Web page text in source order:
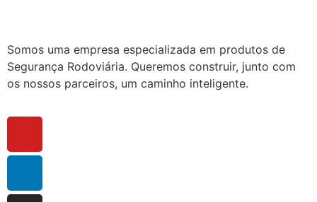
Somos uma empresa especializada em produtos de
Segurança Rodoviária. Queremos construir, junto com
os nossos parceiros, um caminho inteligente.